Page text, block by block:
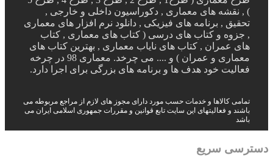
) , نقشه های معماری , دکوراسیون داخلی و خارجی ,
تحقیق , برنامه های فیزیکی , دانلود نرم افزار های معماری
, جزوه و کتاب های درسی ( کتاب های معماری , کتاب
های عمران , کتاب های نایاب معماری , بهترین کتاب های
معماری و عمران ) و .... می چرخد. معماری 98 در چرخه
فعالیت خود هدف ها و برنامه های بزرگی برای اجرا دارد.
تمامی کالاها و خدمات حسب مورد دارای مجوز های لازم از مراجع مربوطه می
باشند و فعالیتهای این سایت تابع قوانین و مقررات جمهوری اسلامی ایران می
باشد
دسترسی سریع